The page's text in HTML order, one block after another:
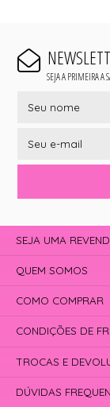
SEJA A PRIMEIRA A
SEJA UMA
QUEM SOMOS
COMO COMPRAR
CONDIÇÕES DE
TROCAS E
DÚVIDAS